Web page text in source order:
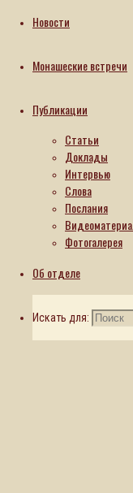
Новости
Монашеские встречи
Публикации
Статьи
Доклады
Интервью
Слова
Послания
Фотогалерея
Об отделе
Искать для: